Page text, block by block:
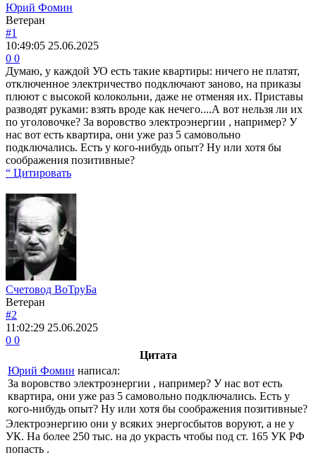
Юрий Фомин
Ветеран
#1
10:49:05 25.06.2025
0 0
Думаю, у каждой УО есть такие квартиры: ничего не платят,
отключенное электричество подключают заново, на приказы
плюют с высокой колокольни, даже не отменяя их. Приставы
разводят руками: взять вроде как нечего....А вот нельзя ли их
по уголовочке? За воровство электроэнергии , например? У
нас вот есть квартира, они уже раз 5 самовольно
подключались. Есть у кого-нибудь опыт? Ну или хотя бы
соображения позитивные?
“ Цитировать
Счетовод ВоТруБа
Ветеран
#2
11:02:29 25.06.2025
0 0
Цитата
Юрий Фомин написал:
За воровство электроэнергии , например? У нас вот есть
квартира, они уже раз 5 самовольно подключались. Есть у
кого-нибудь опыт? Ну или хотя бы соображения позитивные?
Электроэнергию они у всяких энергосбытов воруют, а не у
УК. На более 250 тыс. на до украсть чтобы под ст. 165 УК РФ
попасть .